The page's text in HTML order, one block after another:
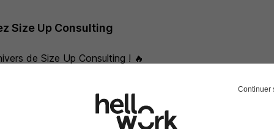
Size Up Consulting
de Size Up Consulting ! 🔥
est plus qu'une simple société de conseil, elle se positionne
de ses clients et de ses collaborateurs, guidée par les 4
: la proximité , l'excellence, l'épanouissement et
en constante évolution, les missions de Size Up
Continuer